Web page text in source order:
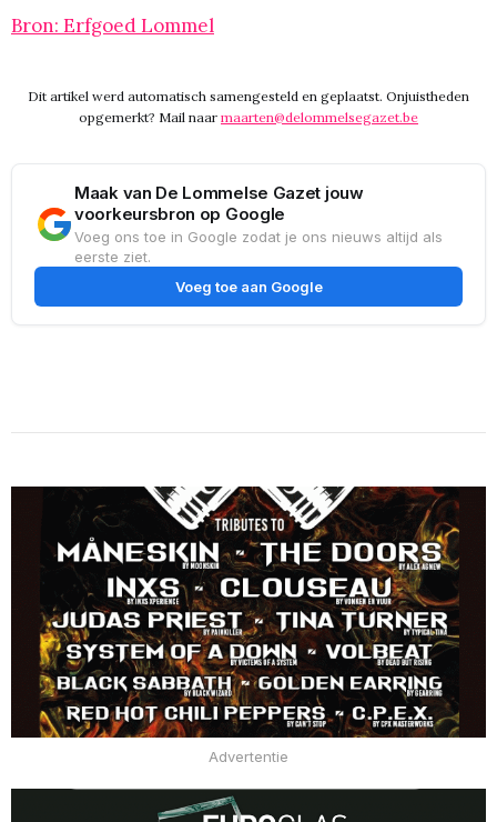
Bron: Erfgoed Lommel
Dit artikel werd automatisch samengesteld en geplaatst. Onjuistheden
opgemerkt? Mail naar maarten@delommelsegazet.be
Maak van De Lommelse Gazet jouw
voorkeursbron op Google
Voeg ons toe in Google zodat je ons nieuws altijd als
eerste ziet.
Voeg toe aan Google
Advertentie